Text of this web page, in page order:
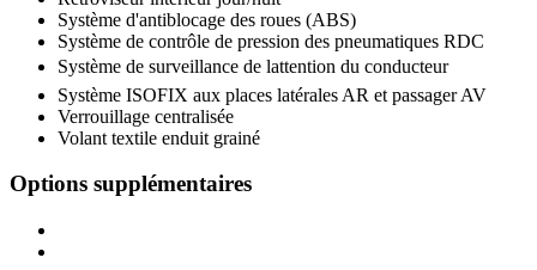
Système d'antiblocage des roues (ABS)
Système de contrôle de pression des pneumatiques RDC
Système de surveillance de lattention du conducteur
Système ISOFIX aux places latérales AR et passager AV
Verrouillage centralisée
Volant textile enduit grainé
Options supplémentaires